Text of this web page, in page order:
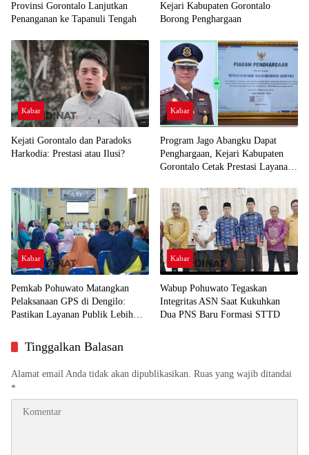
Provinsi Gorontalo Lanjutkan
Penanganan ke Tapanuli Tengah
Kejari Kabupaten Gorontalo
Borong Penghargaan
Kabar
Kejati Gorontalo dan Paradoks
Harkodia: Prestasi atau Ilusi?
Kabar
Program Jago Abangku Dapat
Penghargaan, Kejari Kabupaten
Gorontalo Cetak Prestasi Layanan
Kabar
Pemkab Pohuwato Matangkan
Pelaksanaan GPS di Dengilo:
Pastikan Layanan Publik Lebih
Kabar
Wabup Pohuwato Tegaskan
Integritas ASN Saat Kukuhkan
Dua PNS Baru Formasi STTD
Tinggalkan Balasan
Alamat email Anda tidak akan dipublikasikan. Ruas yang wajib ditandai
*